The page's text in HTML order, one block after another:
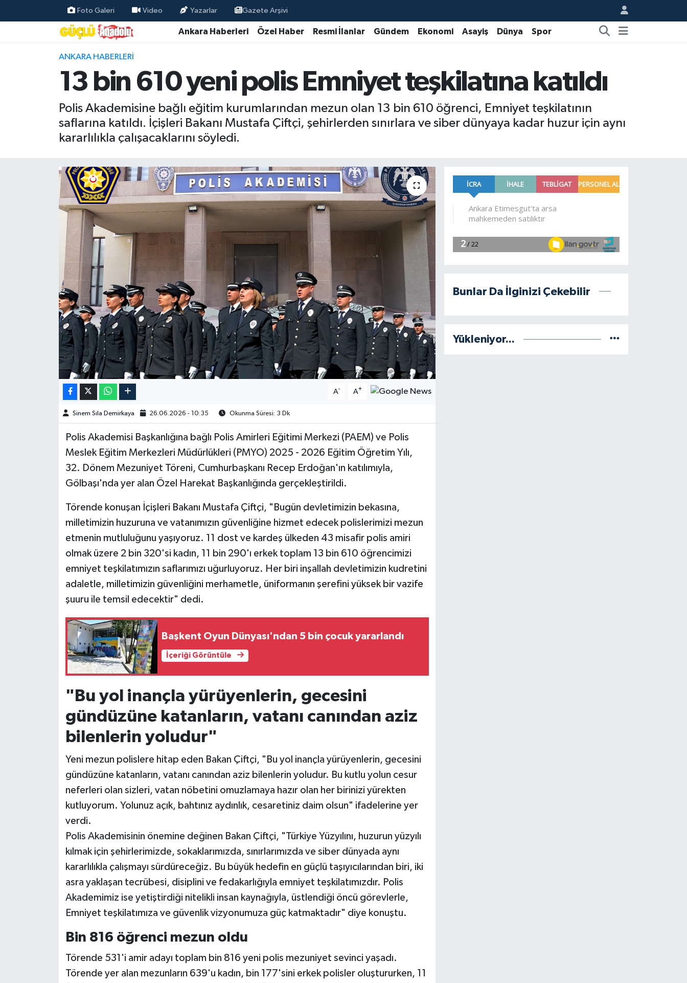
Foto Galeri Video Yazarlar Gazete Arşivi
Ankara Haberleri Özel Haber Resmi İlanlar Gündem Ekonomi Asayiş Dünya Spor
ANKARA HABERLERI
13 bin 610 yeni polis Emniyet teşkilatına katıldı
Polis Akademisine bağlı eğitim kurumlarından mezun olan 13 bin 610 öğrenci, Emniyet teşkilatının
saflarına katıldı. İçişleri Bakanı Mustafa Çiftçi, şehirlerden sınırlara ve siber dünyaya kadar huzur için aynı
kararlılıkla çalışacaklarını söyledi.
A- A+
Sinem Sıla Demirkaya 26.06.2026 - 10:35 Okunma Süresi: 3 Dk
Polis Akademisi Başkanlığına bağlı Polis Amirleri Eğitimi Merkezi (PAEM) ve Polis
Meslek Eğitim Merkezleri Müdürlükleri (PMYO) 2025 - 2026 Eğitim Öğretim Yılı,
32. Dönem Mezuniyet Töreni, Cumhurbaşkanı Recep Erdoğan'ın katılımıyla,
Gölbaşı'nda yer alan Özel Harekat Başkanlığında gerçekleştirildi.
Törende konuşan İçişleri Bakanı Mustafa Çiftçi, "Bugün devletimizin bekasına,
milletimizin huzuruna ve vatanımızın güvenliğine hizmet edecek polislerimizi mezun
etmenin mutluluğunu yaşıyoruz. 11 dost ve kardeş ülkeden 43 misafir polis amiri
olmak üzere 2 bin 320'si kadın, 11 bin 290'ı erkek toplam 13 bin 610 öğrencimizi
emniyet teşkilatımızın saflarımızı uğurluyoruz. Her biri inşallah devletimizin kudretini
adaletle, milletimizin güvenliğini merhametle, üniformanın şerefini yüksek bir vazife
şuuru ile temsil edecektir" dedi.
Başkent Oyun Dünyası'ndan 5 bin çocuk yararlandı
İçeriği Görüntüle
"Bu yol inançla yürüyenlerin, gecesini
gündüzüne katanların, vatanı canından aziz
bilenlerin yoludur"
Yeni mezun polislere hitap eden Bakan Çiftçi, "Bu yol inançla yürüyenlerin, gecesini
gündüzüne katanların, vatanı canından aziz bilenlerin yoludur. Bu kutlu yolun cesur
neferleri olan sizleri, vatan nöbetini omuzlamaya hazır olan her birinizi yürekten
kutluyorum. Yolunuz açık, bahtınız aydınlık, cesaretiniz daim olsun" ifadelerine yer
verdi.
Polis Akademisinin önemine değinen Bakan Çiftçi, "Türkiye Yüzyılını, huzurun yüzyılı
kılmak için şehirlerimizde, sokaklarımızda, sınırlarımızda ve siber dünyada aynı
kararlılıkla çalışmayı sürdüreceğiz. Bu büyük hedefin en güçlü taşıyıcılarından biri, iki
asra yaklaşan tecrübesi, disiplini ve fedakarlığıyla emniyet teşkilatımızdır. Polis
Akademimiz ise yetiştirdiği nitelikli insan kaynağıyla, üstlendiği öncü görevlerle,
Emniyet teşkilatımıza ve güvenlik vizyonumuza güç katmaktadır" diye konuştu.
Bin 816 öğrenci mezun oldu
Törende 531'i amir adayı toplam bin 816 yeni polis mezuniyet sevinci yaşadı.
Törende yer alan mezunların 639'u kadın, bin 177'sini erkek polisler oluştururken, 11
Bunlar Da İlginizi Çekebilir
Yükleniyor...
Özel Haber
Resmi İlanlar
Gündem
Burç Yorumları
Hava Durumu
Televizyon